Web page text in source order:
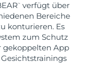
™
verfügt über
Bereiche
konturieren. Es
zum Schutz
App